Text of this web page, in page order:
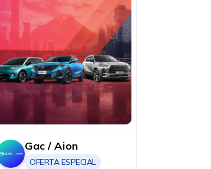
Gac / Aion
OFERTA ESPECIAL